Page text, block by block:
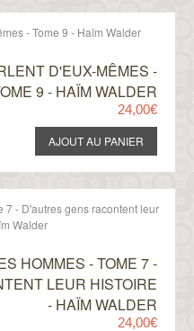
D'EUX-MÊMES -
9 - HAÏM WALDER
24,00€
HOMMES - TOME 7 -
LEUR HISTOIRE
- HAÏM WALDER
24,00€